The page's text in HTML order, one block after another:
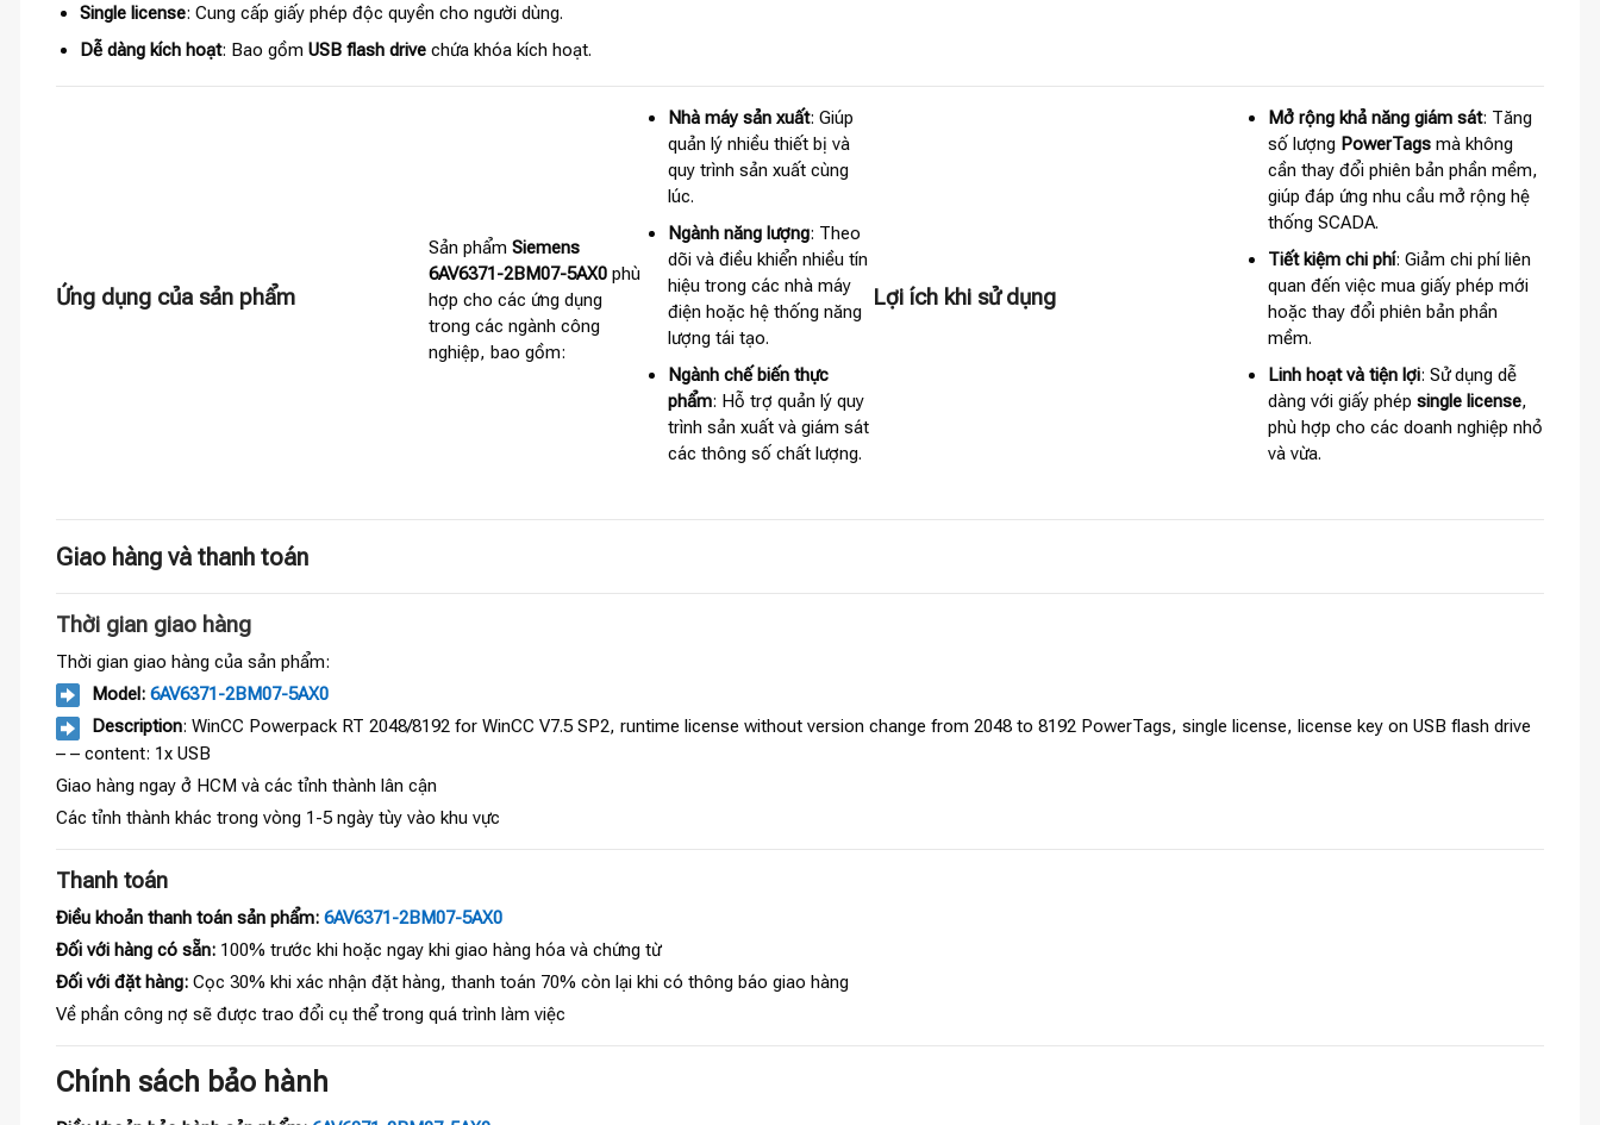
Single license: Cung cấp giấy phép độc quyền cho người dùng.
Dễ dàng kích hoạt: Bao gồm USB flash drivechứa khóa kích hoạt.
Ứng dụng của sản phẩm
Sản phẩm Siemens
6AV6371-2BM07-5AX0phù
hợp cho các ứng dụng
trong các ngành công
nghiệp, bao gồm:
Nhà máy sản xuất: Giúp
quản lý nhiều thiết bị và
quy trình sản xuất cùng
lúc.
Ngành năng lượng: Theo
dõi và điều khiển nhiều tín
hiệu trong các nhà máy
điện hoặc hệ thống năng
lượng tái tạo.
Ngành chế biến thực
phẩm: Hỗ trợ quản lý quy
trình sản xuất và giám sát
các thông số chất lượng.
Lợi ích khi sử dụng
Mở rộng khả năng giám sát: Tăng
số lượng PowerTags mà không
cần thay đổi phiên bản phần mềm,
giúp đáp ứng nhu cầu mở rộng hệ
thống SCADA.
Tiết kiệm chi phí: Giảm chi phí liên
quan đến việc mua giấy phép mới
hoặc thay đổi phiên bản phần
mềm.
Linh hoạt và tiện lợi: Sử dụng dễ
dàng với giấy phépsingle license,
phù hợp cho các doanh nghiệp nhỏ
và vừa.
Giao hàng và thanh toán
Thời gian giao hàng
Thời gian giao hàng của sản phẩm:
Model: 6AV6371-2BM07-5AX0
Description: WinCC Powerpack RT 2048/8192 for WinCC V7.5 SP2, runtime license without version change from 2048 to 8192 PowerTags, single license, license key on USB flash drive
– – content: 1x USB
Giao hàng ngay ở HCM và các tỉnh thành lân cận
Các tỉnh thành khác trong vòng 1-5 ngày tùy vào khu vực
Thanh toán
Điều khoản thanh toán sản phẩm: 6AV6371-2BM07-5AX0
Đối với hàng có sẵn: 100% trước khi hoặc ngay khi giao hàng hóa và chứng từ
Đối với đặt hàng: Cọc 30% khi xác nhận đặt hàng, thanh toán 70% còn lại khi có thông báo giao hàng
Về phần công nợ sẽ được trao đổi cụ thể trong quá trình làm việc
Chính sách bảo hành